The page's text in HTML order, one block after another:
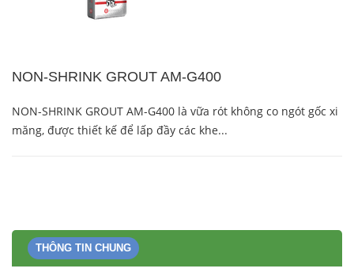
NON-SHRINK GROUT AM-G400
NON-SHRINK GROUT AM-G400 là vữa rót không co ngót gốc xi
măng, được thiết kế để lấp đầy các khe...
THÔNG TIN CHUNG